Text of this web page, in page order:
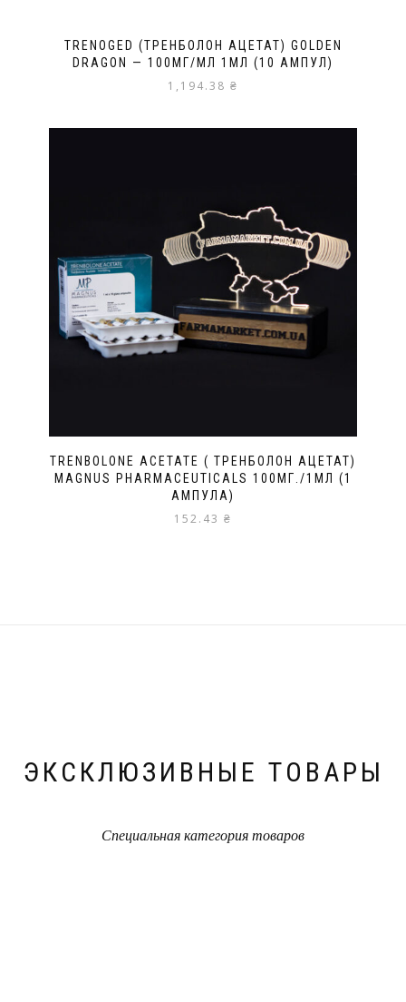
TRENOGED (ТРЕНБОЛОН АЦЕТАТ) GOLDEN
DRAGON — 100МГ/МЛ 1МЛ (10 АМПУЛ)
1,194.38 ₴
TRENBOLONE ACETATE ( ТРЕНБОЛОН АЦЕТАТ)
MAGNUS PHARMACEUTICALS 100МГ./1МЛ (1
АМПУЛА)
152.43 ₴
ЭКСКЛЮЗИВНЫЕ ТОВАРЫ
Специальная категория товаров